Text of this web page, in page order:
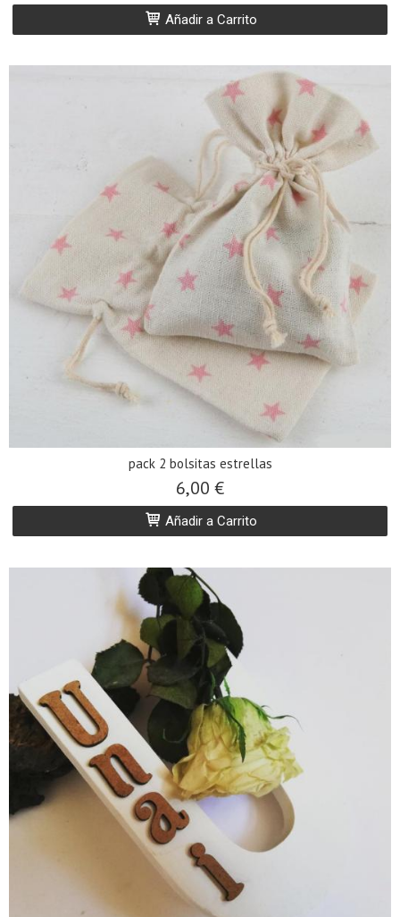
Añadir a Carrito
pack 2 bolsitas estrellas
6,00 €
Añadir a Carrito